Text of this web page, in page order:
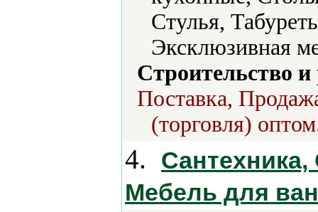
Стулья,
Эксклюзивная
Строительство
Поставка,
(торговля)
4.
Мебель для